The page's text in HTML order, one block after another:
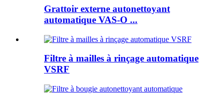
Grattoir externe autonettoyant
automatique VAS-O ...
Filtre à mailles à rinçage automatique
VSRF